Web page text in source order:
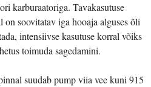
karburaatoriga. Tavakasutuse
on soovitatav iga hooaja alguses õli
intensiivse kasutuse korral võiks
toimuda sagedamini.
suudab pump viia vee kuni 915